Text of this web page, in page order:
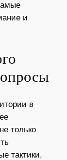
и
в
только
тактики,